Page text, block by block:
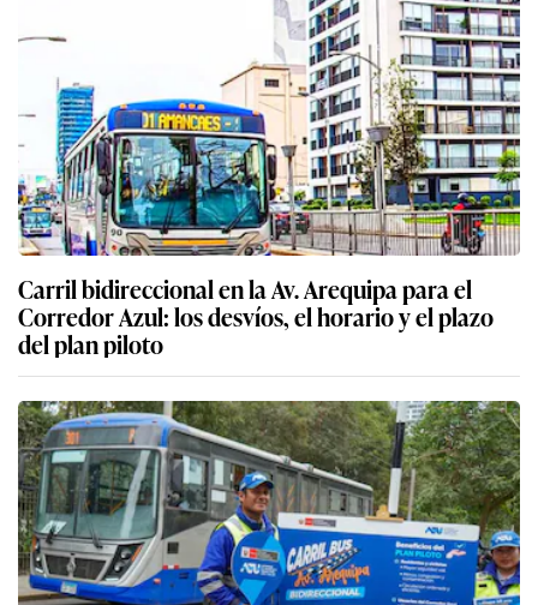
Carril bidireccional en la Av. Arequipa para el
Corredor Azul: los desvíos, el horario y el plazo
del plan piloto